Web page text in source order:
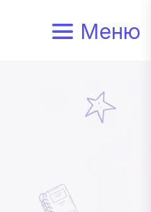
Меню